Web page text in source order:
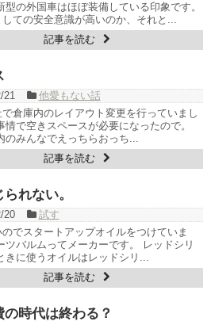
型の外国車はほぼ装備している印象です。
しての安全意識が高いのか、それと...
記事を読む
21
他愛もない話
倉庫内のレイアウト変更を行っていまし
情で空きスペースが必要になったので。
のみんなでえっちらおっち...
記事を読む
れない。
20
試す
でスタートアップオイルをつけていま
ツバルムってメーカーです。 レッドシリ
きに使うオイルはレッドシリ...
記事を読む
の時代は終わる？